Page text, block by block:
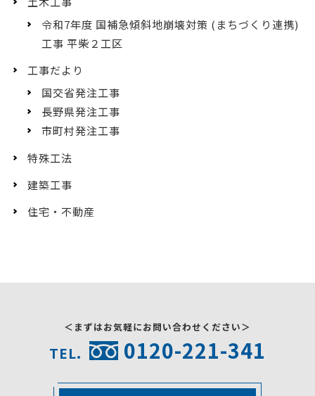
令和7年度 国補急傾斜地崩壊対策 (まちづくり連携)
工事 平柴２工区
工事だより
国交省発注工事
長野県発注工事
市町村発注工事
特殊工法
建築工事
住宅・不動産
＜まずはお気軽にお問い合わせください＞
TEL. 0120-221-341